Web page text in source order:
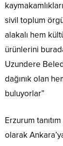
sivil toplum
alakalı hem
ürünlerini
Uzundere
dağınık olan
buluyorlar”
Erzurum
olarak